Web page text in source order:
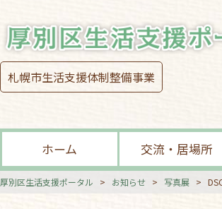
札幌市生活支援体制整備事業
ホーム 交流・居場所
厚別区生活支援ポータル > お知らせ > 写真展 >